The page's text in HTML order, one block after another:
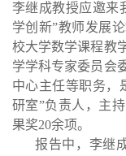
李继成教授应邀来
学创新”教师发展
校大学数学课程教
学学科专家委员会
中心主任等职务，
研室”负责人， 主
果奖20余项。
报告中，李继